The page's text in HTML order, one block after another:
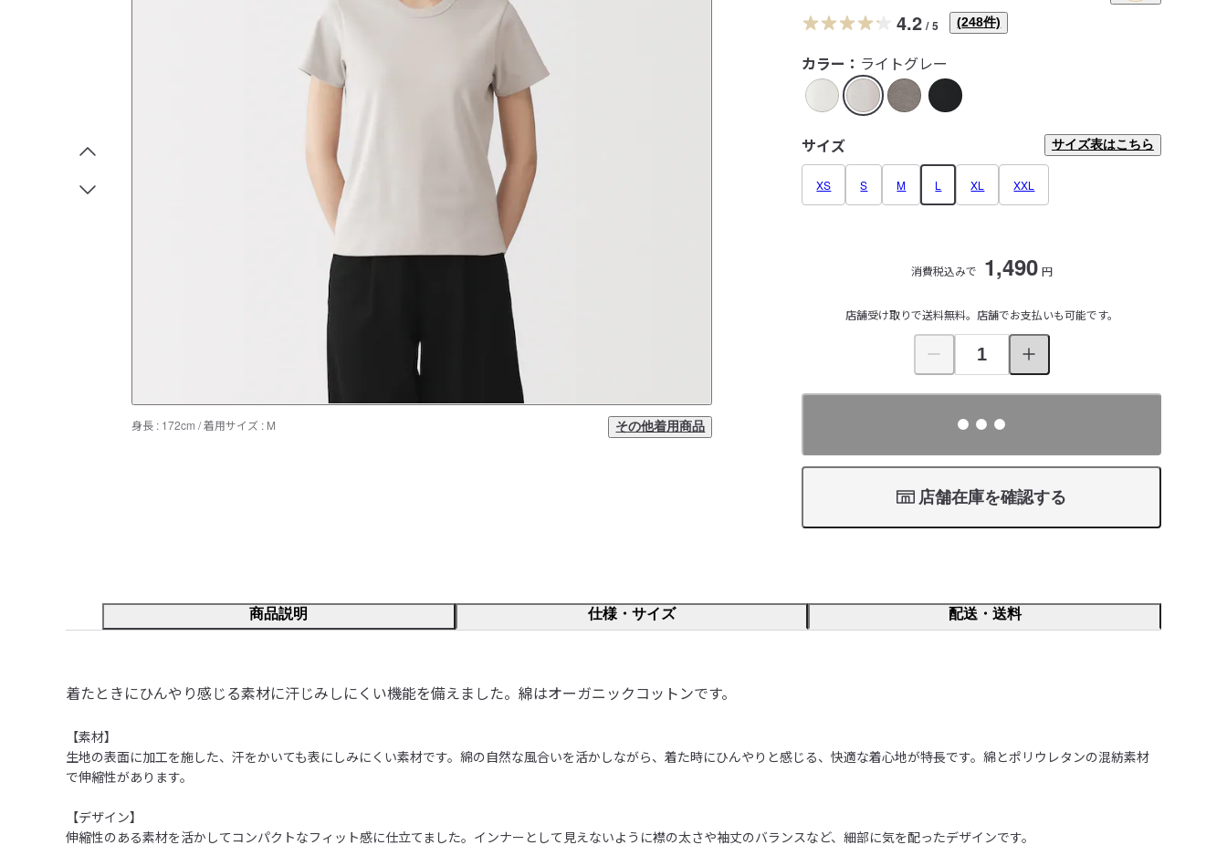
4.2 / 5 (248件)
身長 : 172cm / 着用サイズ : M その他着用商品
カラー： ライトグレー
サイズ サイズ表はこちら
XS S M L XL XXL
消費税込みで 1,490 円
店舗受け取りで送料無料。店舗でお支払いも可能です。
店舗在庫を確認する
商品説明 仕様・サイズ 配送・送料
着たときにひんやり感じる素材に汗じみしにくい機能を備えました。綿はオーガニックコットンです。
【素材】
生地の表面に加工を施した、汗をかいても表にしみにくい素材です。綿の自然な風合いを活かしながら、着た時にひんやりと感じる、快適な着心地が特長です。綿とポリウレタンの混紡素材
で伸縮性があります。
【デザイン】
伸縮性のある素材を活かしてコンパクトなフィット感に仕立てました。インナーとして見えないように襟の太さや袖丈のバランスなど、細部に気を配ったデザインです。